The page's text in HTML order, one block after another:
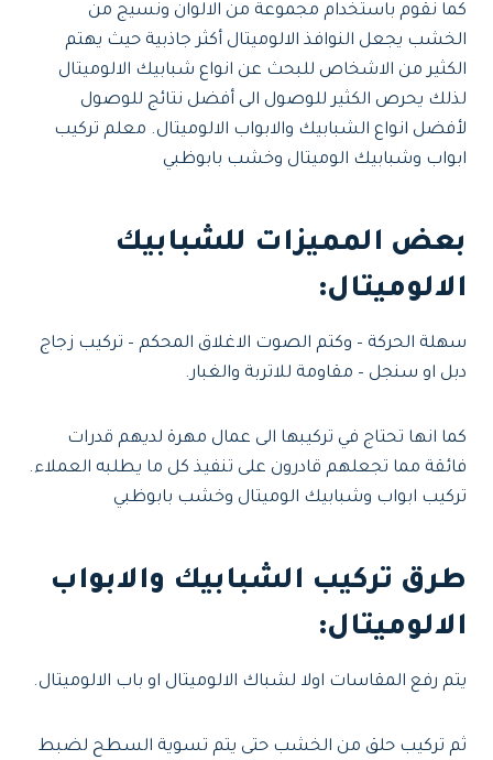
كما نقوم باستخدام مجموعة من الالوان ونسيج من
الخشب يجعل النوافذ الالوميتال أكثر جاذبية حيث يهتم
الكثير من الاشخاص للبحث عن انواع شبابيك الالوميتال
لذلك يحرص الكثير للوصول الى أفضل نتائج للوصول
لأفضل انواع الشبابيك والابواب الالوميتال. معلم تركيب
ابواب وشبابيك الوميتال وخشب بابوظبي
بعض المميزات للشبابيك
الالوميتال:
سهلة الحركة – وكتم الصوت الاغلاق المحكم – تركيب زجاج
دبل او سنجل – مقاومة للاتربة والغبار.
كما انها تحتاج في تركيبها الى عمال مهرة لديهم قدرات
فائقة مما تجعلهم قادرون على تنفيذ كل ما يطلبه العملاء.
تركيب ابواب وشبابيك الوميتال وخشب بابوظبي
طرق تركيب الشبابيك والابواب
الالوميتال:
يتم رفع المقاسات اولا لشباك الالوميتال او باب الالوميتال.
ثم تركيب حلق من الخشب حتى يتم تسوية السطح لضبط